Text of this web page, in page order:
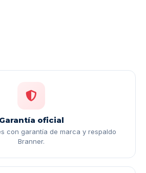
Garantía oficial
con garantía de marca y respaldo
Branner.